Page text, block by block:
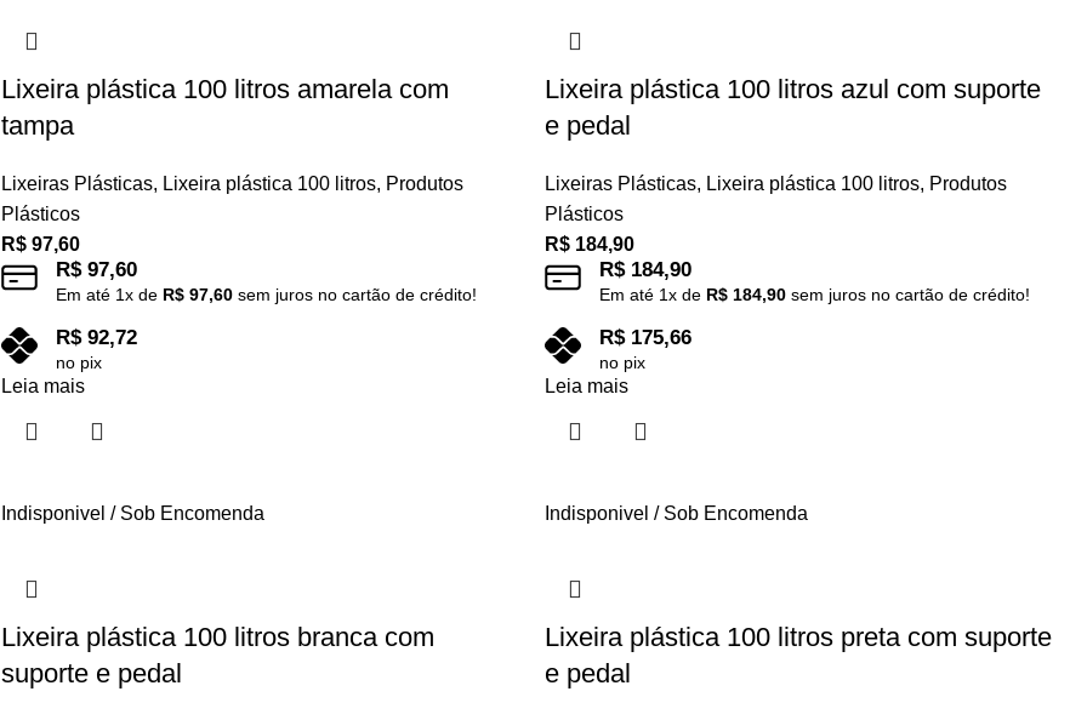
Lixeira plástica 100 litros amarela com
tampa
Lixeiras Plásticas, Lixeira plástica 100 litros, Produtos
Plásticos
R$ 97,60
R$97,60
Em até 1x de R$ 97,60 sem juros no cartão de crédito!
R$92,72
no pix
Leia mais
Lixeira plástica 100 litros azul com suporte
e pedal
Lixeiras Plásticas, Lixeira plástica 100 litros, Produtos
Plásticos
R$ 184,90
R$184,90
Em até 1x de R$ 184,90 sem juros no cartão de crédito!
R$175,66
no pix
Leia mais
Indisponivel / Sob Encomenda
Lixeira plástica 100 litros branca com
suporte e pedal
Indisponivel / Sob Encomenda
Lixeira plástica 100 litros preta com suporte
e pedal